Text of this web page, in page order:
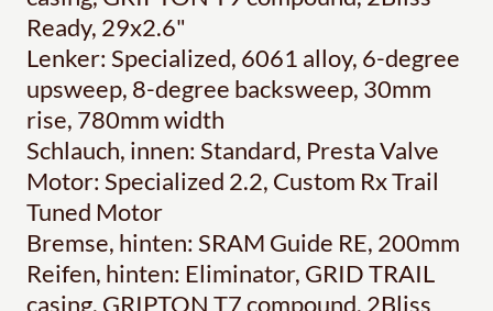
Ready, 29x2.6"
Lenker: Specialized, 6061 alloy, 6-degree
upsweep, 8-degree backsweep, 30mm
rise, 780mm width
Schlauch, innen: Standard, Presta Valve
Motor: Specialized 2.2, Custom Rx Trail
Tuned Motor
Bremse, hinten: SRAM Guide RE, 200mm
Reifen, hinten: Eliminator, GRID TRAIL
casing, GRIPTON T7 compound, 2Bliss